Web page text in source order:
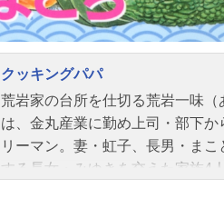
クッキングパパ
荒岩家の台所を仕切る荒岩一味（
は、金丸産業に勤め上司・部下か
リーマン。妻・虹子、長男・ま
する長女・みゆきを交えた家族4